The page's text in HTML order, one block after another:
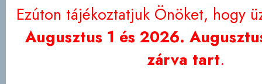
Ezúton tájékoztatjuk Önöket, hogy
Augusztus 1 és 2026.
zárva tart.